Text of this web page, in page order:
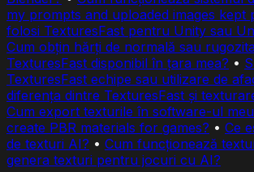
my prompts and uploaded images kept
folosi TexturesFast pentru Unity sau
Cum obțin hărți de normală sau
TexturesFast disponibil în țara mea? •
TexturesFast echipe sau utilizare de
diferența dintre TexturesFast și
Cum export texturile în software-ul
create PBR materials for games? • Ce
de texturi AI? • Cum funcționează
genera texturi pentru jocuri cu AI?